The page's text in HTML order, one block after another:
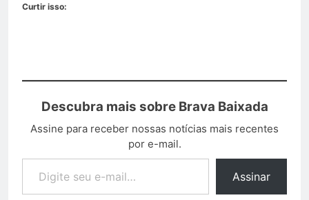
Curtir isso:
Descubra mais sobre Brava Baixada
Assine para receber nossas notícias mais recentes
por e-mail.
Assinar